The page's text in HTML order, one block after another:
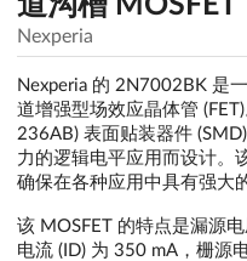
Nexperia
Nexperia 的 2N7002BK 是
道增强型场效应晶体管
236AB) 表面贴装器件
力的逻辑电平应用而设计。
确保在各种应用中具有强大
该 MOSFET 的特点是漏源
电流 (ID) 为 350 mA，栅源